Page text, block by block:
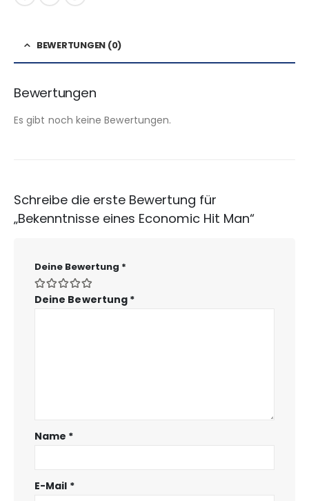
BEWERTUNGEN (0)
Bewertungen
Es gibt noch keine Bewertungen.
Schreibe die erste Bewertung für
„Bekenntnisse eines Economic Hit Man“
Deine Bewertung *
Deine Bewertung *
Name *
E-Mail *